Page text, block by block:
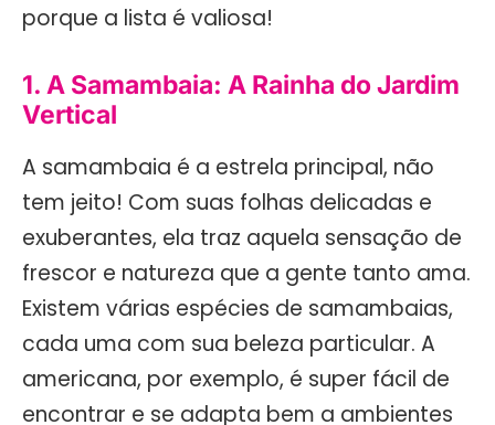
porque a lista é valiosa!
1. A Samambaia: A Rainha do Jardim
Vertical
A samambaia é a estrela principal, não
tem jeito! Com suas folhas delicadas e
exuberantes, ela traz aquela sensação de
frescor e natureza que a gente tanto ama.
Existem várias espécies de samambaias,
cada uma com sua beleza particular. A
americana, por exemplo, é super fácil de
encontrar e se adapta bem a ambientes